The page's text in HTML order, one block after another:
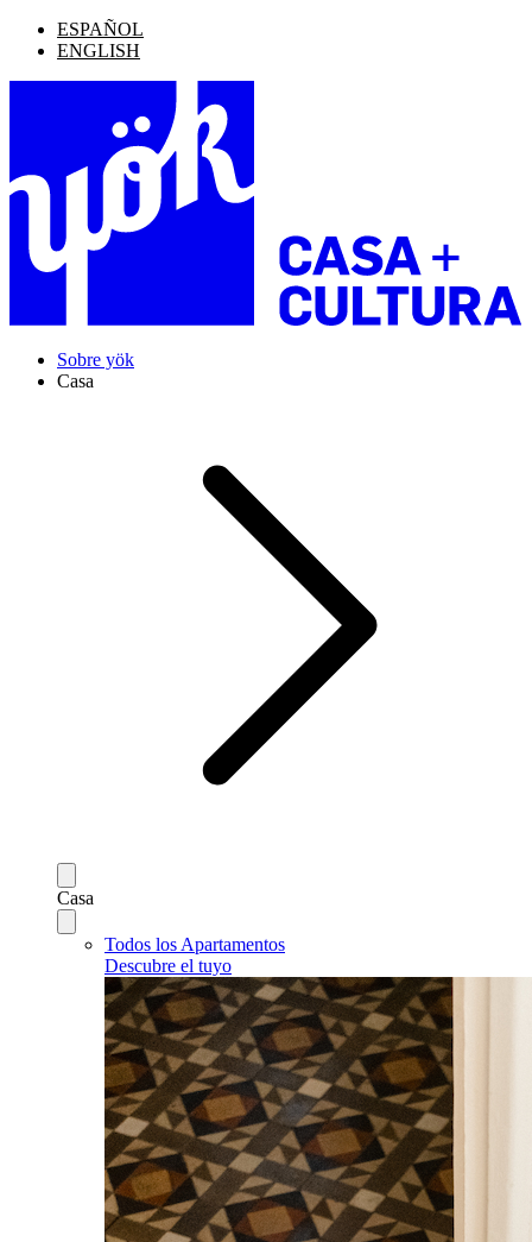
ESPAÑOL
ENGLISH
Sobre yök
Casa
Casa
Todos los Apartamentos
Descubre el tuyo